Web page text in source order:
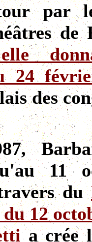
par
24
des
11
du
12
a crée